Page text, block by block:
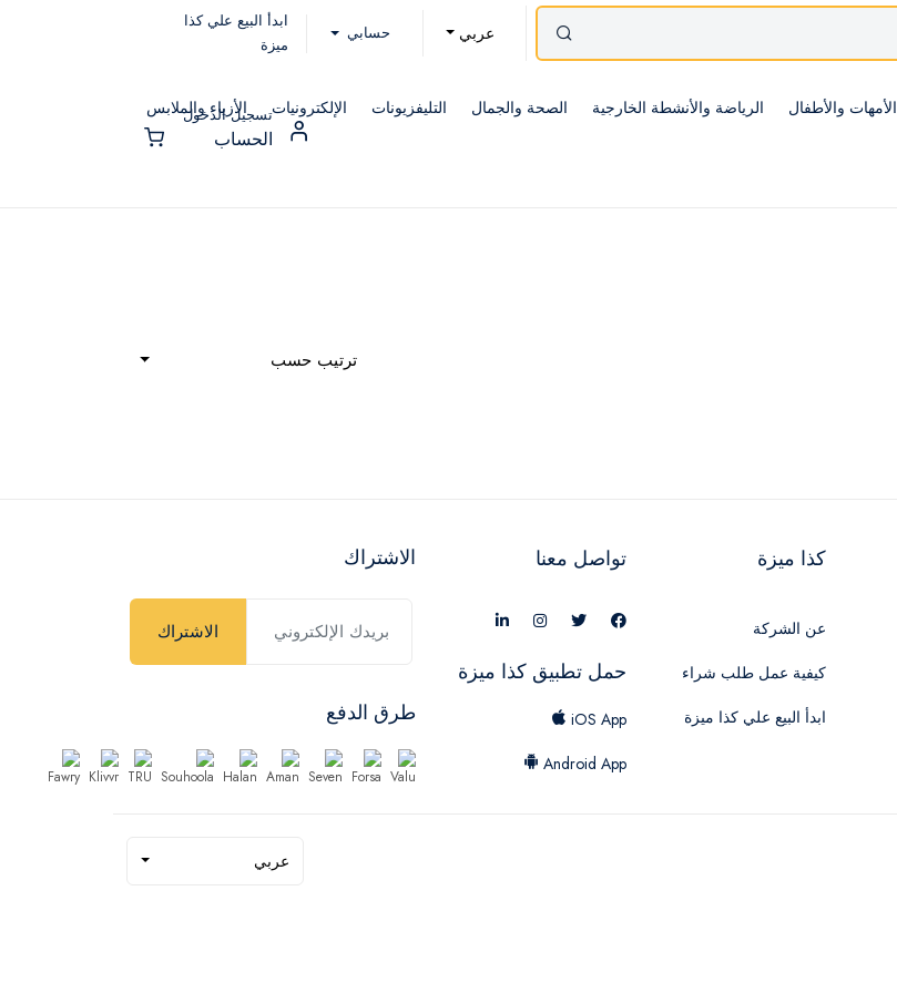
عربي حسابي
ابدأ البيع علي كذا
ميزة
الأمهات والأطفال الرياضة والأنشطة الخارجية الصحة والجمال التليفزيونات الإلكترونيات الأزياء والملابس
تسجيل الدخول
الحساب
ترتيب حسب
كذا ميزة
عن الشركة
كيفية عمل طلب شراء
ابدأ البيع علي كذا ميزة
تواصل معنا
حمل تطبيق كذا ميزة
iOS App
Android App
الاشتراك
الاشتراك
طرق الدفع
عربي